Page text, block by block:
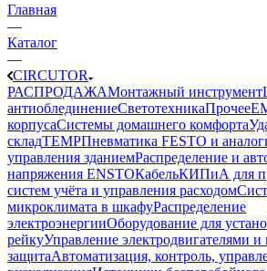
Главная
—
Каталог
—
CIRCUTOR
РАСПРОДАЖАМонтажный инструмент
антиоблединениеСветотехникаПрочее
корпусаСистемы домашнего комфорта
складTEMPПневматика FESTO и
управления зданиемРаспределение и
напряжения ENSTOКабельКИПиА для
систем учёта и управления расходом
микроклимата в шкафуРаспределение
электроэнергииОборудование для
рейкуУправление электродвигателями и
защитаАвтоматизация, контроль,